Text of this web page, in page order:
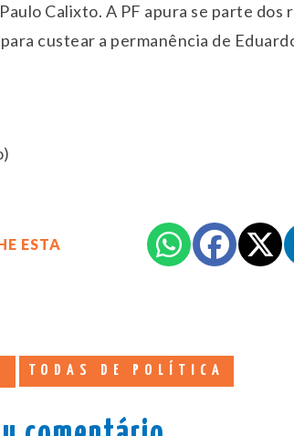
Calixto. A PF apura se parte
custear a permanência de
ESTA
TODAS DE POLÍTICA